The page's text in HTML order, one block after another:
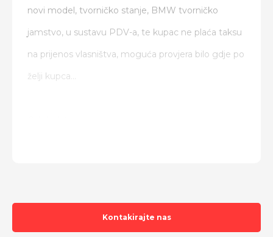
novi model, tvorničko stanje, BMW tvorničko
jamstvo, u sustavu PDV-a, te kupac ne plaća taksu
na prijenos vlasništva, moguća provjera bilo gdje po
želji kupca...
Navigacija
Kontakirajte nas